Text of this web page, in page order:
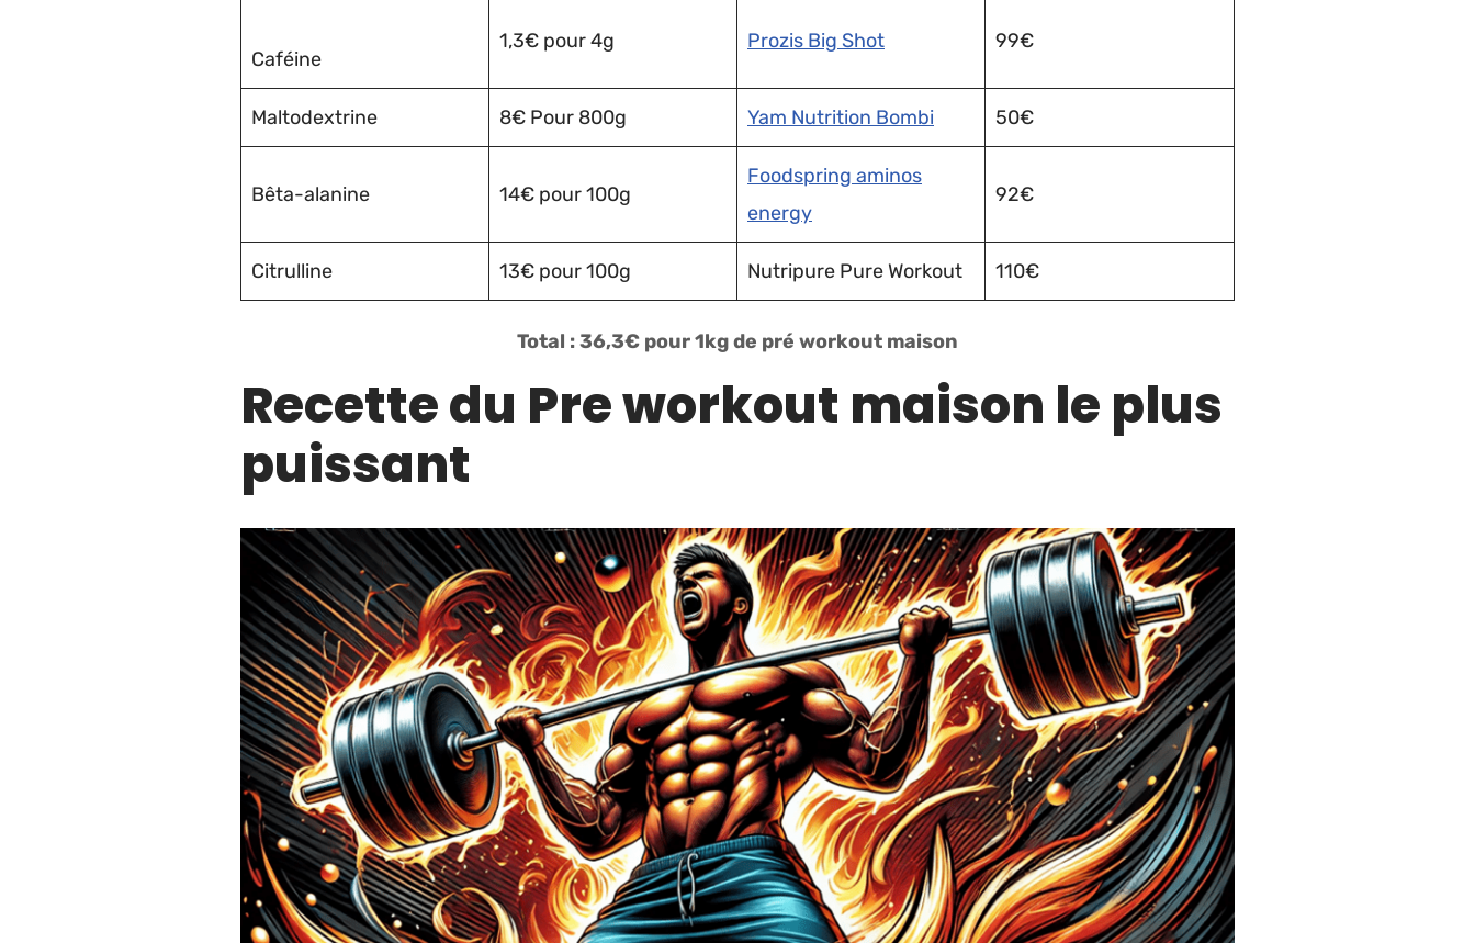
Caféine
1,3€ pour 4g Prozis Big Shot 99€
Maltodextrine 8€ Pour 800g Yam Nutrition Bombi 50€
Bêta-alanine 14€ pour 100g
Foodspring aminos
energy
92€
Citrulline 13€ pour 100g Nutripure Pure Workout 110€
Total : 36,3€ pour 1kg de pré workout maison
Recette du Pre workout maison le plus
puissant